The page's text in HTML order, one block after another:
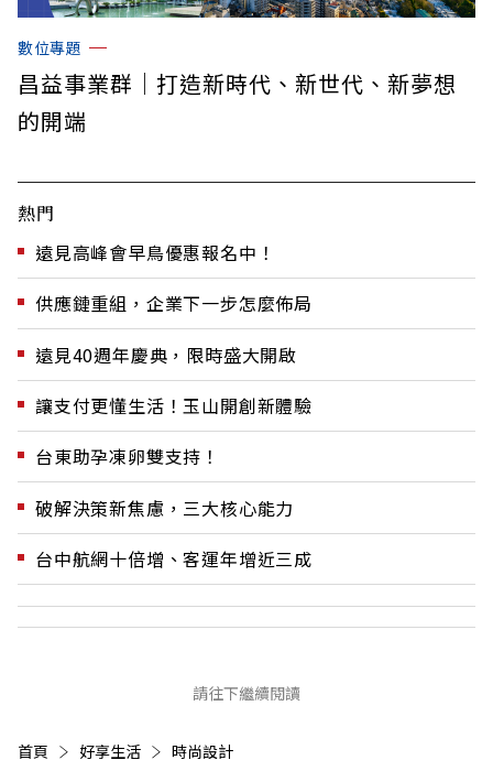
數位專題
昌益事業群｜打造新時代、新世代、新夢想
的開端
熱門
遠見高峰會早鳥優惠報名中！
供應鏈重組，企業下一步怎麼佈局
遠見40週年慶典，限時盛大開啟
讓支付更懂生活！玉山開創新體驗
台東助孕凍卵雙支持！
破解決策新焦慮，三大核心能力
台中航網十倍增、客運年增近三成
請往下繼續閱讀
首頁 好享生活 時尚設計